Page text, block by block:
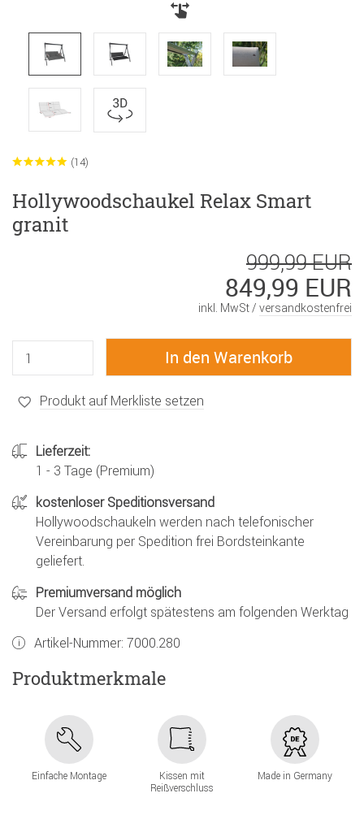
(14)
Hollywoodschaukel Relax Smart
granit
999,99 EUR
849,99 EUR
inkl. MwSt / versandkostenfrei
Produkt auf Merkliste setzen
Lieferzeit:
1 - 3 Tage (Premium)
kostenloser Speditionsversand
Hollywoodschaukeln werden nach telefonischer
Vereinbarung per Spedition frei Bordsteinkante
geliefert.
Premiumversand möglich
Der Versand erfolgt spätestens am folgenden Werktag
Artikel-Nummer: 7000.280
Produktmerkmale
Einfache Montage
Kissen mit
Reißverschluss
Made in Germany